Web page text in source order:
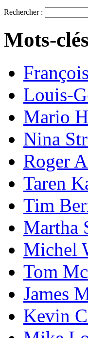
Rechercher :
Mots-
Louis-
Mario
Nina
Roger
Taren
Tim
Martha
Michel
Tom
James
Kevin